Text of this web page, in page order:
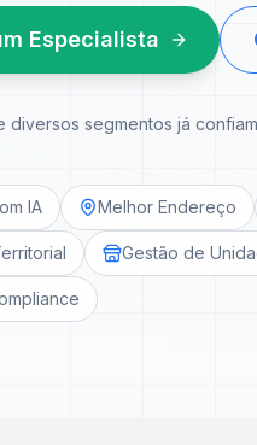
Especialista
diversos segmentos já
IA Melhor Endereço
Gestão de